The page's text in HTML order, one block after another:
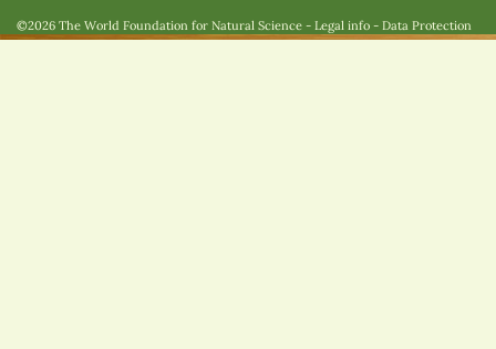
©2026 The World Foundation for Natural Science - Legal info - Data Protection